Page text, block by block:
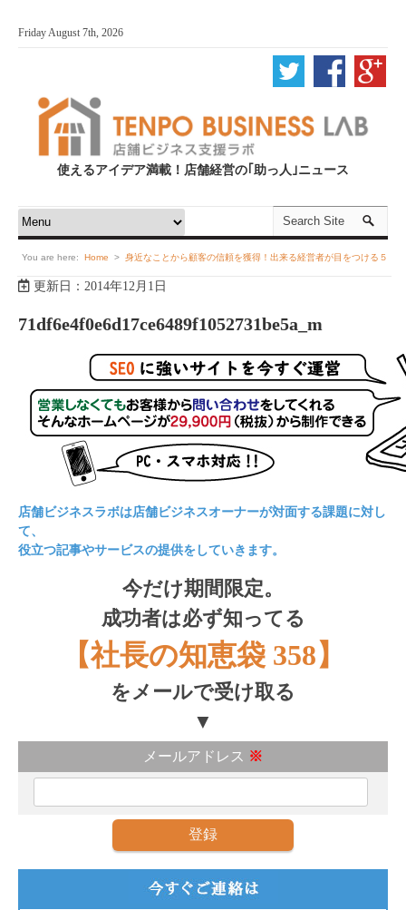
Friday August 7th, 2026
使えるアイデア満載！店舗経営の｢助っ人｣ニュース
You are here: Home > 身近なことから顧客の信頼を獲得！出来る経営者が目をつける５
つのポイント > ビジネスフォン >
チャンスを損失してしまう家庭用電話機の落とし穴 >
71df6e4f0e6d17ce6489f1052731be5a_m
更新日：2014年12月1日
71df6e4f0e6d17ce6489f1052731be5a_m
店舗ビジネスラボは店舗ビジネスオーナーが対面する課題に対し
て、
役立つ記事やサービスの提供をしていきます。
今だけ期間限定。
成功者は必ず知ってる
【社長の知恵袋 358】
をメールで受け取る
▼
メールアドレス ※